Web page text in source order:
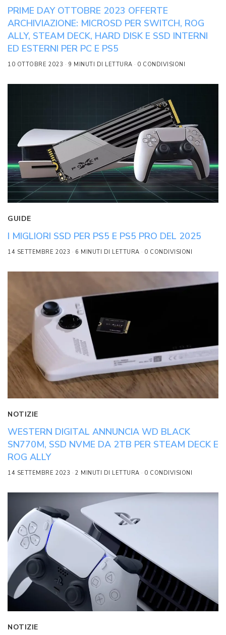
PRIME DAY OTTOBRE 2023 OFFERTE
ARCHIVIAZIONE: MICROSD PER SWITCH, ROG
ALLY, STEAM DECK, HARD DISK E SSD INTERNI
ED ESTERNI PER PC E PS5
10 OTTOBRE 2023 9 MINUTI DI LETTURA 0 CONDIVISIONI
GUIDE
I MIGLIORI SSD PER PS5 E PS5 PRO DEL 2025
14 SETTEMBRE 2023 6 MINUTI DI LETTURA 0 CONDIVISIONI
NOTIZIE
WESTERN DIGITAL ANNUNCIA WD BLACK
SN770M, SSD NVME DA 2TB PER STEAM DECK E
ROG ALLY
14 SETTEMBRE 2023 2 MINUTI DI LETTURA 0 CONDIVISIONI
NOTIZIE